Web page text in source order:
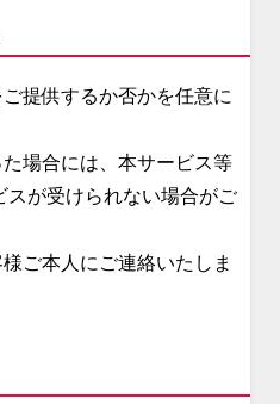
提供するか否かを任意に
場合には、本サービス等
スが受けられない場合がご
ご本人にご連絡いたしま